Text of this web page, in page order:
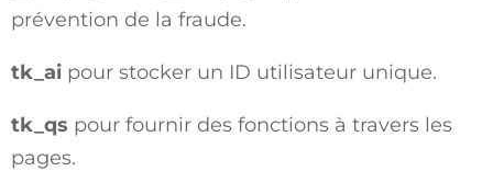
prévention de la fraude.
tk_ai pour stocker un ID utilisateur unique.
tk_qs pour fournir des fonctions à travers les
pages.